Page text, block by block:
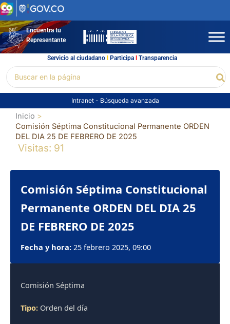
Ir
al
contenidoEncuentra tu
Representante
Servicio al ciudadano l Participal Transparencia
por:
Intranet - Búsqueda avanzada
Inicio
Comisión Séptima Constitucional Permanente ORDEN
DEL DIA 25 DE FEBRERO DE 2025
Visitas: 91
Comisión Séptima Constitucional
Permanente ORDEN DEL DIA 25
DE FEBRERO DE 2025
Fecha y hora: 25 febrero 2025, 09:00
Comisión Séptima
Tipo: Orden del día